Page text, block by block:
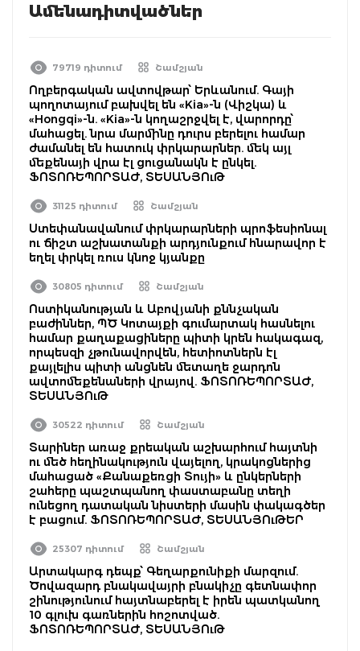
Ամենադիտվածներ
79719 դիտում Շամշյան
Ողբերգական ավտովթար՝ Երևանում. Գայի
պողոտայում բախվել են «Kia»-ն (Վիշկա) և
«Hongqi»-ն. «Kia»-ն կողաշրջվել է, վարորդը՝
մահացել. նրա մարմինը դուրս բերելու համար
ժամանել են հատուկ փրկարարներ. մեկ այլ
մեքենայի վրա էլ ցուցանակն է ընկել.
ՖՈՏՈՌԵՊՈՐՏԱԺ, ՏԵՍԱՆՅՈւԹ
31125 դիտում Շամշյան
Ստեփանավանում փրկարարների պրոֆեսիոնալ
ու ճիշտ աշխատանքի արդյունքում հնարավոր է
եղել փրկել ռուս կնոջ կյանքը
30805 դիտում Շամշյան
Ոստիկանության և Աբովյանի քննչական
բաժիններ, ՊԾ Կոտայքի գումարտակ հասնելու
համար քաղաքացիները պիտի կրեն հակագազ,
որպեսզի չթունավորվեն, հետիոտներն էլ
քայլելիս պիտի անցնեն մետաղե ջարդոն
ավտոմեքենաների վրայով. ՖՈՏՈՌԵՊՈՐՏԱԺ,
ՏԵՍԱՆՅՈւԹ
30522 դիտում Շամշյան
Տարիներ առաջ քրեական աշխարհում հայտնի
ու մեծ հեղինակություն վայելող, կրակոցներից
մահացած «Քանաքեռցի Տույի» և ընկերների
շահերը պաշտպանող փաստաբանը տեղի
ունեցող դատական նիստերի մասին փակագծեր
է բացում. ՖՈՏՈՌԵՊՈՐՏԱԺ, ՏԵՍԱՆՅՈւԹԵՐ
25307 դիտում Շամշյան
Արտակարգ դեպք՝ Գեղարքունիքի մարզում.
Ծովազարդ բնակավայրի բնակիչը գետնափոր
շինությունում հայտնաբերել է իրեն պատկանող
10 գլուխ գառներին հոշոտված.
ՖՈՏՈՌԵՊՈՐՏԱԺ, ՏԵՍԱՆՅՈւԹ